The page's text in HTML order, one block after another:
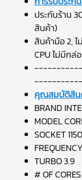
ประกันร้าน
สินค้า)
สินค้ามือ 2,
CPU ไม่มีกล่
คุณสมบัติสิน
BRAND
MODEL
SOCKET 1150
TURBO 3.9
# OF